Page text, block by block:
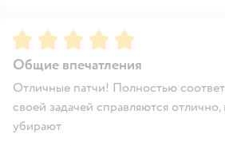
Рейтинг:5
Общие впечатления
Отличные патчи! Полностью
своей задачей справляются
убирают